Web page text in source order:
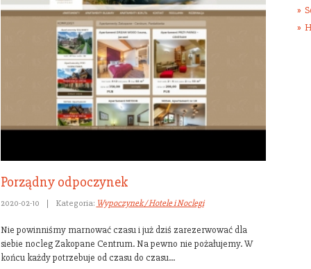
Porządny odpoczynek
2020-02-10 | Kategoria: Wypoczynek / Hotele i Noclegi
Nie powinniśmy marnować czasu i już dziś zarezerwować dla
siebie nocleg Zakopane Centrum. Na pewno nie pożałujemy. W
końcu każdy potrzebuje od czasu do czasu...